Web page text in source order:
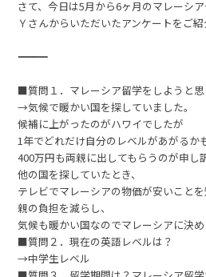
さて、今日は5月から6ヶ月のマレーシ
Ｙさんからいただいたアンケートをご紹
―――――――――――――――――――――――――――――
■質問１．マレーシア留学をしようと思
→気候で暖かい国を探していました。
候補に上がったのがハワイでしたが
1年でどれだけ自分のレベルがあがるか
400万円も両親に出してもらうのが申し
他の国を探していたとき、
テレビでマレーシアの物価が安いことを
親の負担を減らし、
気候も暖かい国なのでマレーシアに決め
■質問２．現在の英語レベルは？
→中学生レベル